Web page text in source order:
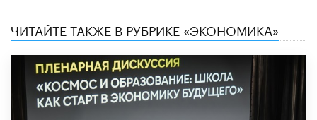
ЧИТАЙТЕ ТАКЖЕ В РУБРИКЕ «ЭКОНОМИКА»